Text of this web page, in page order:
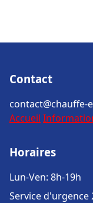
Contact
contact@chauffe-
Accueil
Horaires
Lun-Ven: 8h-19h
Service d'urgence